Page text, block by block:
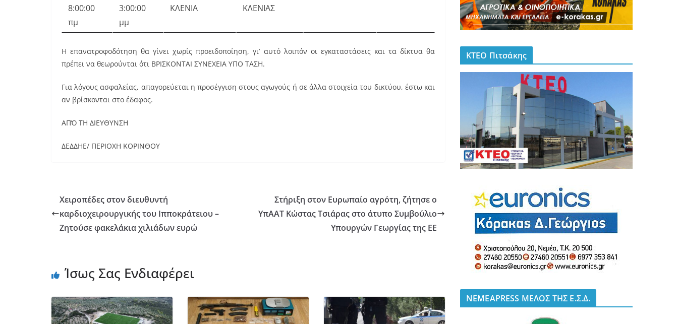
8:00:00
πμ
3:00:00
μμ
ΚΛΕΝΙΑ
ΚΛΕΝΙΑΣ
Η επανατροφοδότηση θα γίνει χωρίς προειδοποίηση, γι’ αυτό λοιπόν οι εγκαταστάσεις και τα δίκτυα θα
πρέπει να θεωρούνται ότι ΒΡΙΣΚΟΝΤΑΙ ΣΥΝΕΧΕΙΑ ΥΠΟ ΤΑΣΗ.
Για λόγους ασφαλείας, απαγορεύεται η προσέγγιση στους αγωγούς ή σε άλλα στοιχεία του δικτύου, έστω και
αν βρίσκονται στο έδαφος.
ΑΠΌ ΤΗ ΔΙΕΥΘΥΝΣΗ
ΔΕΔΔΗΕ/ ΠΕΡΙΟΧΗ ΚΟΡΙΝΘΟΥ
Χειροπέδες στον διευθυντή
καρδιοχειρουργικής του Ιπποκράτειου –
Ζητούσε φακελάκια χιλιάδων ευρώ
Στήριξη στον Ευρωπαίο αγρότη, ζήτησε ο
ΥπΑΑΤ Κώστας Τσιάρας στο άτυπο Συμβούλιο
Υπουργών Γεωργίας της ΕΕ
Ίσως Σας Ενδιαφέρει
ΚΤΕΟ Πιτσάκης
NEMEAPRESS ΜΕΛΟΣ ΤΗΣ Ε.Σ.Δ.